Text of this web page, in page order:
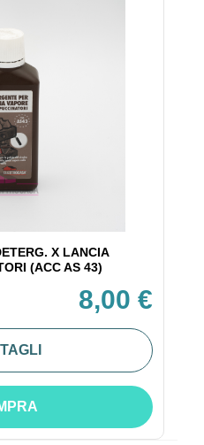
X LANCIA
(ACC AS 43)
8,00 €